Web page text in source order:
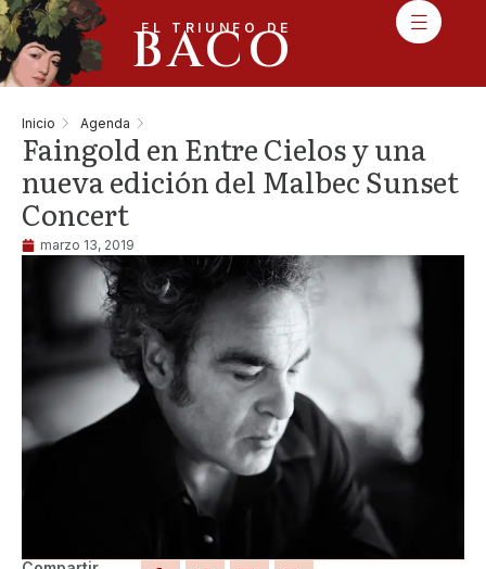
EL TRIUNFO DE
BACO
Inicio Agenda
Faingold en Entre Cielos y una
nueva edición del Malbec Sunset
Concert
marzo 13, 2019